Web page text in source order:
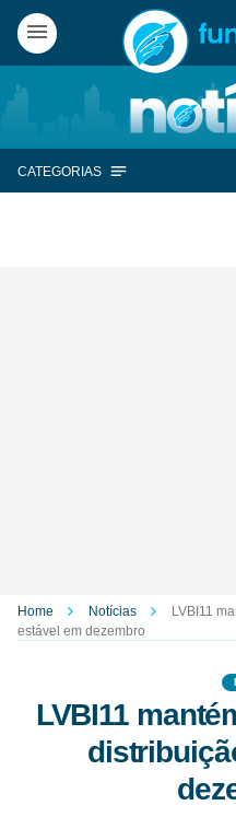
CATEGORIAS
Home Notícias
LVBI11
estável em dezembro
LVBI11